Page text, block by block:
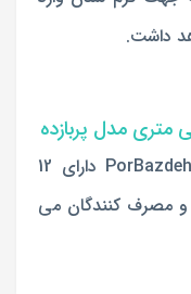
داشت.
کلیه‌ی رادیاتور پنلی لورچ مدل PorBazdeh-120 دارای 12
و مصرف کنندگان می